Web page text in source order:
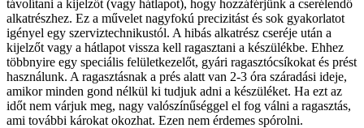
távolítani a kijelzőt (vagy hátlapot), hogy hozzáférjünk a cserélendő
alkatrészhez. Ez a művelet nagyfokú precizitást és sok gyakorlatot
igényel egy szerviztechnikustól. A hibás alkatrész cseréje után a
kijelzőt vagy a hátlapot vissza kell ragasztani a készülékbe. Ehhez
többnyire egy speciális felületkezelőt, gyári ragasztócsíkokat és prést
használunk. A ragasztásnak a prés alatt van 2-3 óra száradási ideje,
amikor minden gond nélkül ki tudjuk adni a készüléket. Ha ezt az
időt nem várjuk meg, nagy valószínűséggel el fog válni a ragasztás,
ami további károkat okozhat. Ezen nem érdemes spórolni.